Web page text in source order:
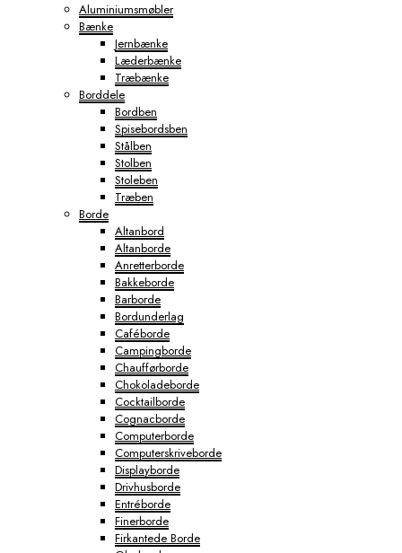
Aluminiumsmøbler
Bænke
Jernbænke
Læderbænke
Træbænke
Borddele
Bordben
Spisebordsben
Stålben
Stolben
Stoleben
Træben
Borde
Altanbord
Altanborde
Anretterborde
Bakkeborde
Barborde
Bordunderlag
Caféborde
Campingborde
Chaufførborde
Chokoladeborde
Cocktailborde
Cognacborde
Computerborde
Computerskriveborde
Displayborde
Drivhusborde
Entréborde
Finerborde
Firkantede Borde